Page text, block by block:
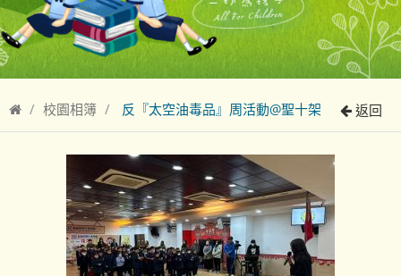
校園相簿 ‍️ 反『太空油毒品』周活動@聖十架 返回